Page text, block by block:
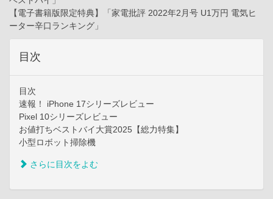
【電子書籍版限定特典】「家電批評 2022年2月号 U1万円 電気ヒ
ーター辛口ランキング」
目次
目次
速報！ iPhone 17シリーズレビュー
Pixel 10シリーズレビュー
お値打ちベストバイ大賞2025【総力特集】
小型ロボット掃除機
さらに目次をよむ